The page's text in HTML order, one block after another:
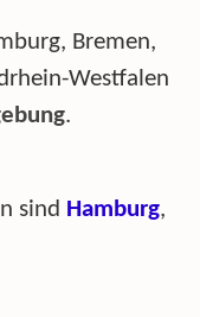
Bremen,
Westfalen
.
sind Hamburg,